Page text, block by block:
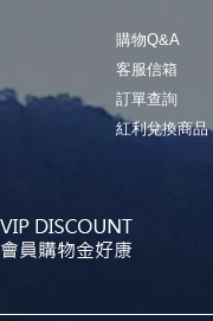
購物Q&A
客服信箱
訂單查詢
紅利兌換商品